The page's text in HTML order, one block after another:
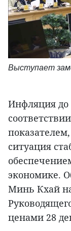
Выступает
Инфляция до
ситуация
экономике.
Минь Кхай
ценами 28